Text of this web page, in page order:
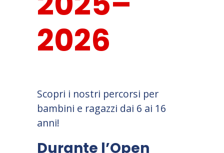
2026
Scopri i nostri percorsi per
bambini e ragazzi dai 6 ai 16
anni!
Durante l’Open